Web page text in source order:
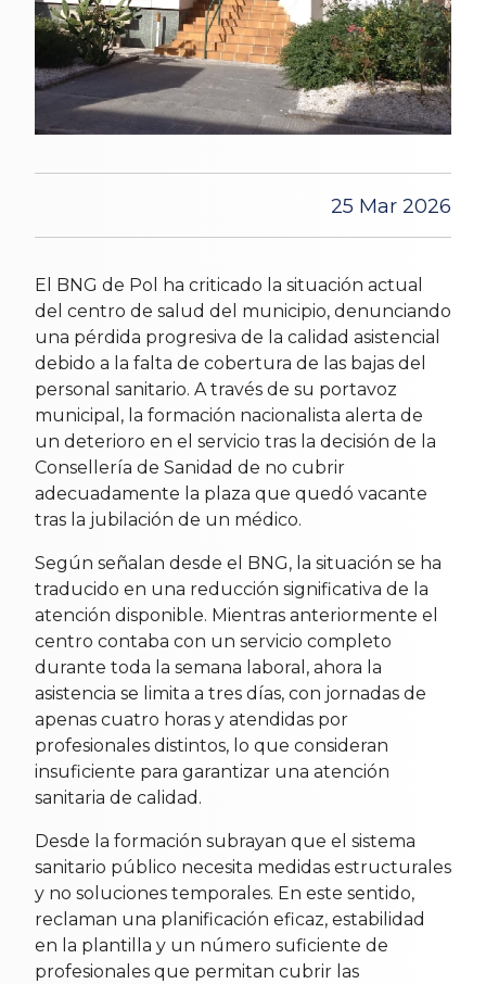
25 Mar 2026
El BNG de Pol ha criticado la situación actual
del centro de salud del municipio, denunciando
una pérdida progresiva de la calidad asistencial
debido a la falta de cobertura de las bajas del
personal sanitario. A través de su portavoz
municipal, la formación nacionalista alerta de
un deterioro en el servicio tras la decisión de la
Consellería de Sanidad de no cubrir
adecuadamente la plaza que quedó vacante
tras la jubilación de un médico.
Según señalan desde el BNG, la situación se ha
traducido en una reducción significativa de la
atención disponible. Mientras anteriormente el
centro contaba con un servicio completo
durante toda la semana laboral, ahora la
asistencia se limita a tres días, con jornadas de
apenas cuatro horas y atendidas por
profesionales distintos, lo que consideran
insuficiente para garantizar una atención
sanitaria de calidad.
Desde la formación subrayan que el sistema
sanitario público necesita medidas estructurales
y no soluciones temporales. En este sentido,
reclaman una planificación eficaz, estabilidad
en la plantilla y un número suficiente de
profesionales que permitan cubrir las